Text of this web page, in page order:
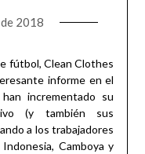
de 2018
fútbol, Clean Clothes
informe en el
incrementado su
(y también sus
a los trabajadores
Camboya y